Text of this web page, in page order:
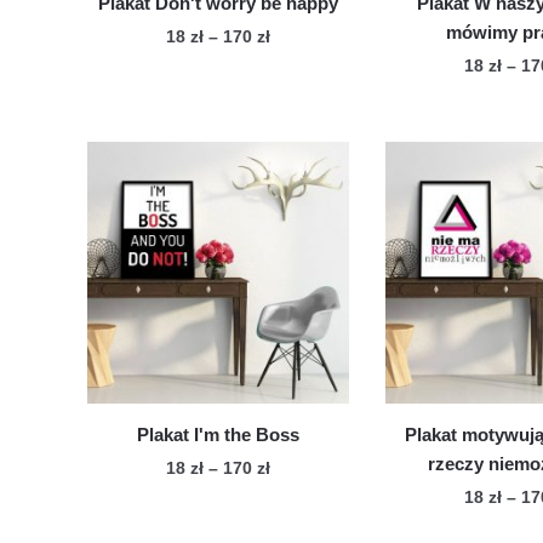
18 zł – 170 złZakres
170 zł
ma
wiele
wariantów.
można
wybrać
na
stronie
produktu
mówimy
18 zł –
ma
na
Plakat I'm the Boss
18 zł – 170 złZakres
Plakat
rzeczy
18 zł –